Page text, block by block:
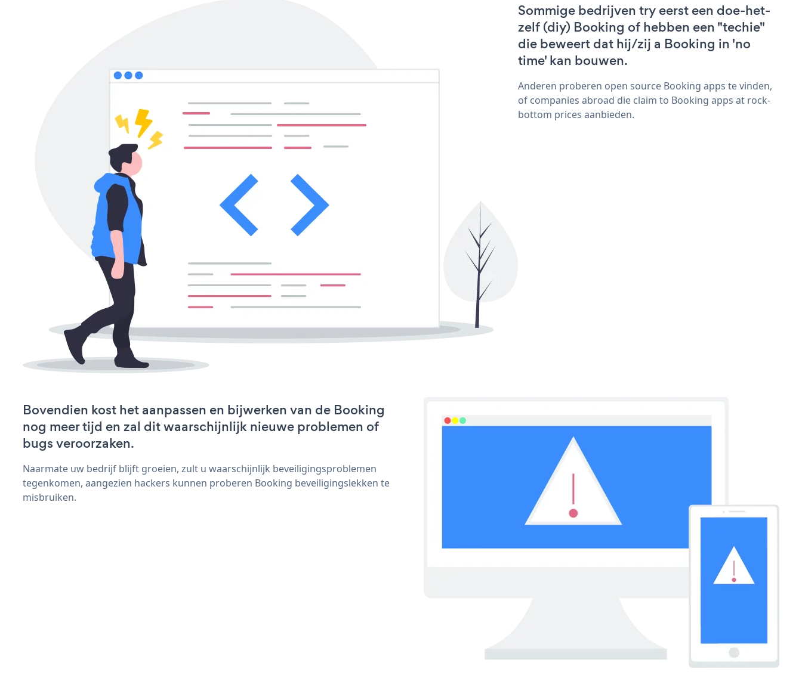
Sommige bedrijven try eerst een doe-het-
zelf (diy) Booking of hebben een "techie"
die beweert dat hij/zij a Booking in 'no
time' kan bouwen.
Anderen proberen open source Booking apps te vinden,
of companies abroad die claim to Booking apps at rock-
bottom prices aanbieden.
Bovendien kost het aanpassen en bijwerken van de Booking
nog meer tijd en zal dit waarschijnlijk nieuwe problemen of
bugs veroorzaken.
Naarmate uw bedrijf blijft groeien, zult u waarschijnlijk beveiligingsproblemen
tegenkomen, aangezien hackers kunnen proberen Booking beveiligingslekken te
misbruiken.